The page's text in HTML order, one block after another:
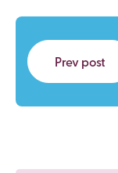
Prev post